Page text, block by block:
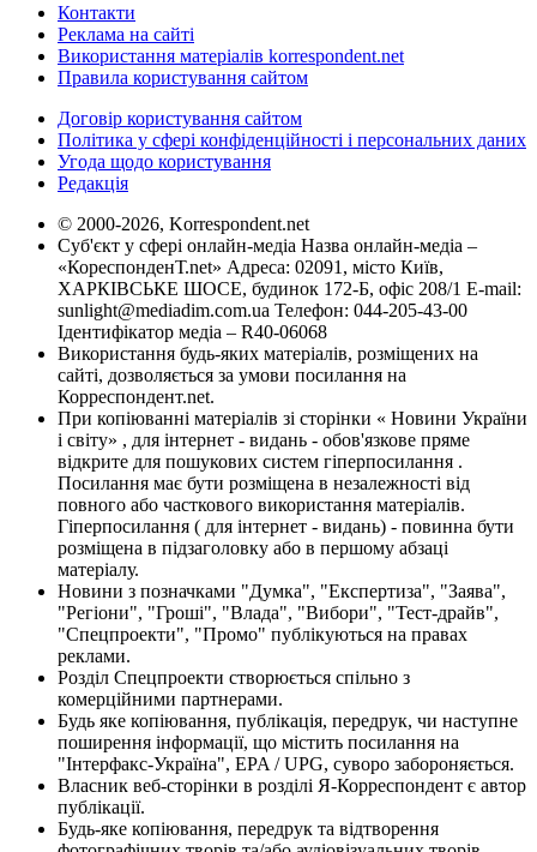
Контакти
Реклама на сайті
Використання матеріалів korrespondent.net
Правила користування сайтом
Договір користування сайтом
Політика у сфері конфіденційності і персональних даних
Угода щодо користування
Редакція
© 2000-2026, Korrespondent.net
Суб'єкт у сфері онлайн-медіа Назва онлайн-медіа –
«КореспонденТ.net» Адреса: 02091, місто Київ,
ХАРКІВСЬКЕ ШОСЕ, будинок 172-Б, офіс 208/1 E-mail:
sunlight@mediadim.com.ua Телефон: 044-205-43-00
Ідентифікатор медіа – R40-06068
Використання будь-яких матеріалів, розміщених на
сайті, дозволяється за умови посилання на
Корреспондент.net.
При копіюванні матеріалів зі сторінки « Новини України
і світу» , для інтернет - видань - обов'язкове пряме
відкрите для пошукових систем гіперпосилання .
Посилання має бути розміщена в незалежності від
повного або часткового використання матеріалів.
Гіперпосилання ( для інтернет - видань) - повинна бути
розміщена в підзаголовку або в першому абзаці
матеріалу.
Новини з позначками "Думка", "Експертиза", "Заява",
"Регіони", "Гроші", "Влада", "Вибори", "Тест-драйв",
"Спецпроекти", "Промо" публікуються на правах
реклами.
Розділ Спецпроекти створюється спільно з
комерційними партнерами.
Будь яке копіювання, публікація, передрук, чи наступне
поширення інформації, що містить посилання на
"Інтерфакс-Україна", EPA / UPG, суворо забороняється.
Власник веб-сторінки в розділі Я-Корреспондент є автор
публікації.
Будь-яке копіювання, передрук та відтворення